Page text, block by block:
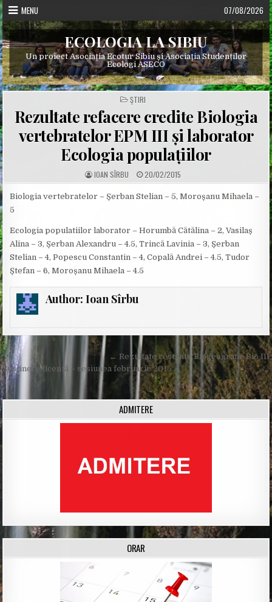
Skip
to
content
MENU 07/08/2026
ECOLOGIA LA SIBIU
Un proiect Asociația Ecotur Sibiu și Asociația Studenților
Ecologi ASECO
POSTED
IN
ŞTIRI
Rezultate refacere credite Biologia
vertebratelor EPM III și laborator
Ecologia populațiilor
A
U
H
IOAN SÎRBU P
U
L
D
D
A
E
:
20/02/2015
Biologia vertebratelor – Șerban Stelian – 5, Moroșanu Mihaela –
5
Ecologia populatiilor laborator – Horumbă Cătălina – 2, Vasilaș
Alina – 3, Șerban Alexandru – 4.5, Trincă Lavinia – 3, Șerban
Stelian – 4, Popescu Constantin – 4, Copală Andrei – 4.5, Tudor
Ștefan – 6, Moroșanu Mihaela – 4.5
Author: Ioan Sîrbu
Post
navigation
← Rezultate restante Biogeografie Bio III
Susținere licență – sesiunea februarie 2015 →
ADMITERE
ORAR